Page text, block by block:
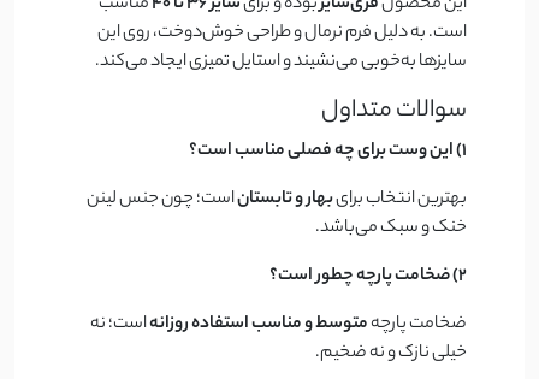
است. به دلیل فرم نرمال و طراحی خوش‌دوخت، روی این
سایزها به‌خوبی می‌نشیند و استایل تمیزی ایجاد می‌کند.
سوالات متداول
1) این وست برای چه فصلی مناسب است؟
بهترین انتخاب برایبهار و تابستاناست؛ چون جنس لینن
خنک و سبک می‌باشد.
2) ضخامت پارچه چطور است؟
ضخامت پارچهمتوسط و مناسب استفاده روزانهاست؛ نه
خیلی نازک و نه ضخیم.